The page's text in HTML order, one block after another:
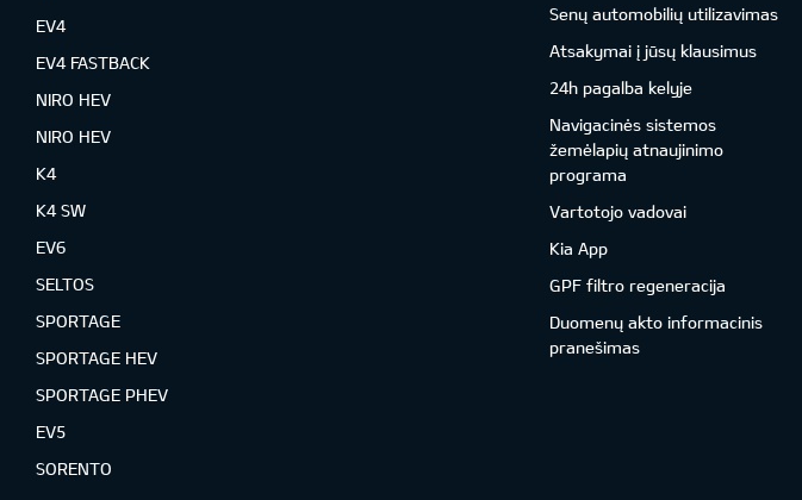
EV4
EV4 FASTBACK
NIRO HEV
NIRO HEV
K4
K4 SW
EV6
SELTOS
SPORTAGE
SPORTAGE HEV
SPORTAGE PHEV
EV5
SORENTO
Senų automobilių utilizavimas
Atsakymai į jūsų klausimus
24h pagalba kelyje
Navigacinės sistemos
žemėlapių atnaujinimo
programa
Vartotojo vadovai
Kia App
GPF filtro regeneracija
Duomenų akto informacinis
pranešimas